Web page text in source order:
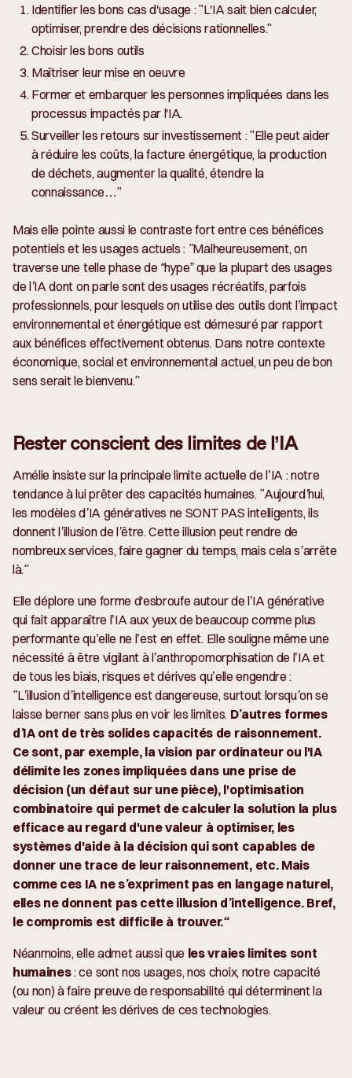
Identifier les bons cas d'usage : "L'IA sait bien calculer,
optimiser, prendre des décisions rationnelles."
Choisir les bons outils
Maîtriser leur mise en oeuvre
Former et embarquer les personnes impliquées dans les
processus impactés par l'IA.
Surveiller les retours sur investissement : "Elle peut aider
à réduire les coûts, la facture énergétique, la production
de déchets, augmenter la qualité, étendre la
connaissance…"
Mais elle pointe aussi le contraste fort entre ces bénéfices
potentiels et les usages actuels : "Malheureusement, on
traverse une telle phase de “hype” que la plupart des usages
de l’IA dont on parle sont des usages récréatifs, parfois
professionnels, pour lesquels on utilise des outils dont l’impact
environnemental et énergétique est démesuré par rapport
aux bénéfices effectivement obtenus. Dans notre contexte
économique, social et environnemental actuel, un peu de bon
sens serait le bienvenu."
Rester conscient des limites de l’IA
Amélie insiste sur la principale limite actuelle de l’IA : notre
tendance à lui prêter des capacités humaines. "Aujourd’hui,
les modèles d’IA génératives ne SONT PAS intelligents, ils
donnent l’illusion de l’être. Cette illusion peut rendre de
nombreux services, faire gagner du temps, mais cela s’arrête
là."
Elle déplore une forme d'esbroufe autour de l’IA générative
qui fait apparaître l’IA aux yeux de beaucoup comme plus
performante qu’elle ne l’est en effet. Elle souligne même une
nécessité à être vigilant à l’anthropomorphisation de l’IA et
de tous les biais, risques et dérives qu’elle engendre :
"L’illusion d’intelligence est dangereuse, surtout lorsqu’on se
laisse berner sans plus en voir les limites. D’autres formes
d’IA ont de très solides capacités de raisonnement.
Ce sont, par exemple, la vision par ordinateur ou l'IA
délimite les zones impliquées dans une prise de
décision (un défaut sur une pièce), l'optimisation
combinatoire qui permet de calculer la solution la plus
efficace au regard d'une valeur à optimiser, les
systèmes d'aide à la décision qui sont capables de
donner une trace de leur raisonnement, etc. Mais
comme ces IA ne s’expriment pas en langage naturel,
elles ne donnent pas cette illusion d’intelligence. Bref,
le compromis est difficile à trouver.“
Néanmoins, elle admet aussi que les vraies limites sont
humaines: ce sont nos usages, nos choix, notre capacité
(ou non) à faire preuve de responsabilité qui déterminent la
valeur ou créent les dérives de ces technologies.